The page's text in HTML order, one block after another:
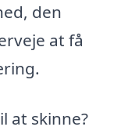
den
at få
at skinne?